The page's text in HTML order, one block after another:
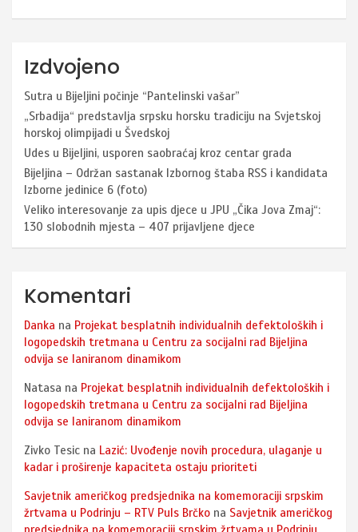
Izdvojeno
Sutra u Bijeljini počinje “Pantelinski vašar”
„Srbadija“ predstavlja srpsku horsku tradiciju na Svjetskoj
horskoj olimpijadi u Švedskoj
Udes u Bijeljini, usporen saobraćaj kroz centar grada
Bijeljina – Održan sastanak Izbornog štaba RSS i kandidata
Izborne jedinice 6 (foto)
Veliko interesovanje za upis djece u JPU „Čika Jova Zmaj“:
130 slobodnih mjesta – 407 prijavljene djece
Komentari
Danka na Projekat besplatnih individualnih defektoloških i
logopedskih tretmana u Centru za socijalni rad Bijeljina
odvija se laniranom dinamikom
Natasa na Projekat besplatnih individualnih defektoloških i
logopedskih tretmana u Centru za socijalni rad Bijeljina
odvija se laniranom dinamikom
Zivko Tesic na Lazić: Uvođenje novih procedura, ulaganje u
kadar i proširenje kapaciteta ostaju prioriteti
Savjetnik američkog predsjednika na komemoraciji srpskim
žrtvama u Podrinju – RTV Puls Brčko na Savjetnik američkog